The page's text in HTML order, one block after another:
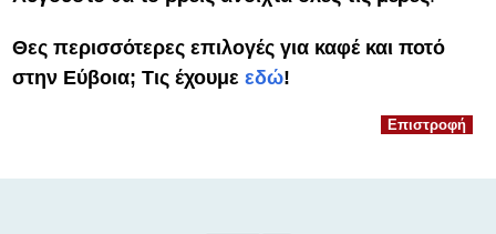
Θες περισσότερες επιλογές για καφέ και ποτό
στην Εύβοια; Τις έχουμεεδώ!